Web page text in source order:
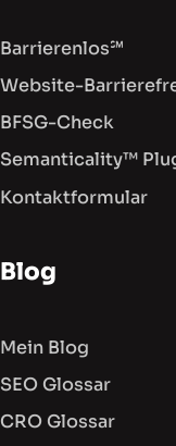
Barrierenlos℠
Website-
BFSG-Check
Semanticality™
Kontaktformular
Blog
Mein Blog
SEO Glossar
CRO Glossar